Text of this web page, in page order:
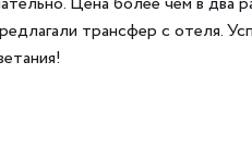
трансфер с отеля.